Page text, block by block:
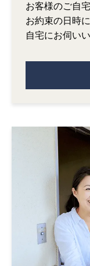
お客様のご自
お約束の日時
自宅にお伺い